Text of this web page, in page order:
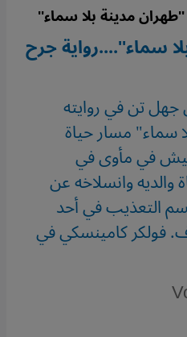
مدينة بلا سماء''
سماء''....رواية جرح
تن في روايته
سماء" مسار حياة
في مأوى في
والديه وانسلاخه عن
التعذيب في أحد
فولكر كامينسكي في